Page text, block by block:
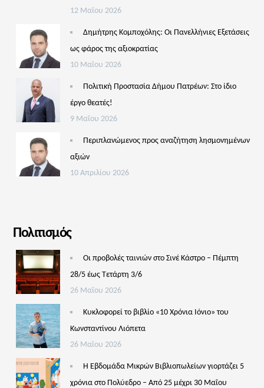
12 Μαΐου 2026
Δημήτρης Κομποχόλης: Οι Πανελλήνιες Εξετάσεις
ως φάρος της αξιοκρατίας
10 Μαΐου 2026
Πολιτική Προστασία Δήμου Πατρέων: Στο ίδιο
έργο θεατές!
9 Μαΐου 2026
Περιπλανώμενος προς αναζήτηση λησμονημένων
αξιών
10 Απριλίου 2026
Πολιτισμός
Οι προβολές ταινιών στο Σινέ Κάστρο – Πέμπτη
28/5 έως Τετάρτη 3/6
26 Μαΐου 2026
Κυκλοφορεί το βιβλίο «10 Χρόνια Ιόνιο» του
Κωνσταντίνου Λιόπετα
26 Μαΐου 2026
Η Εβδομάδα Μικρών Βιβλιοπωλείων γιορτάζει 5
χρόνια στο Πολύεδρο – Από 25 μέχρι 30 Μαΐου